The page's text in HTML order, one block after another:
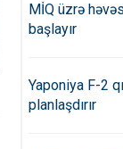
MİQ üzrə
başlayır
Yaponiya F-2
planlaşdırır